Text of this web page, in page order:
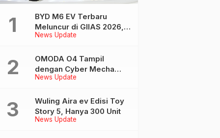
News Update
BYD M6 EV Terbaru
Meluncur di GIIAS 2026,
Kini Tempuh Hingga 450
News Update
OMODA O4 Tampil
dengan Cyber Mecha
Design di GIIAS, EV
News Update
Wuling Aira ev Edisi Toy
Story 5, Hanya 300 Unit